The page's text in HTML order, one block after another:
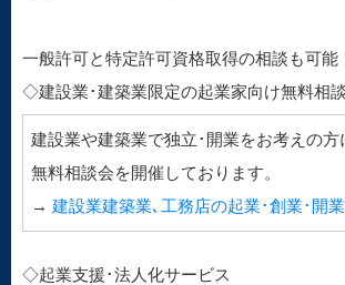
一般許可と特定許可資格取得の相談も可能
◇建設業･建築業限定の起業家向け無料相
建設業や建築業で独立･開業をお考えの方
無料相談会を開催しております。
→ 建設業建築業､工務店の起業･創業･開
◇起業支援･法人化サービス